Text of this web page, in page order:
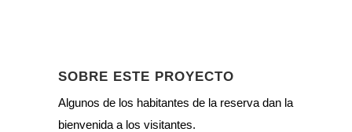
SOBRE ESTE PROYECTO
Algunos de los habitantes de la reserva dan la
bienvenida a los visitantes.